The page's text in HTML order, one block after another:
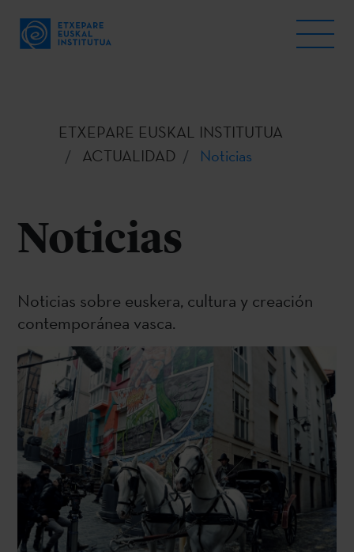
ETXEPARE EUSKAL INSTITUTUA
ACTUALIDAD
Noticias
Noticias
Noticias sobre euskera, cultura y creación
contemporánea vasca.